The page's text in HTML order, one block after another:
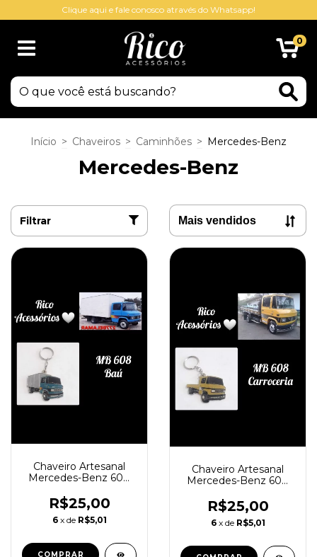
Clique aqui e fale conosco através do Whatsapp!
0
Início > Chaveiros > Caminhões > Mercedes-Benz
Mercedes-Benz
Filtrar
Chaveiro Artesanal
Mercedes-Benz 608
R$25,00
6 x de R$5,01
Chaveiro Artesanal
Mercedes-Benz 608
R$25,00
6 x de R$5,01